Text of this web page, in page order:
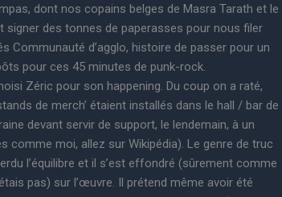
dont nos copains belges de Masra Tarath et le
des tonnes de paperasses pour nous filer
Communauté d’agglo, histoire de passer pour un
pour ces 45 minutes de punk-rock.
Zéric pour son happening. Du coup on a raté,
de merch’ étaient installés dans le hall / bar de
devant servir de support, le lendemain, à un
comme moi, allez sur Wikipédia). Le genre de truc
l’équilibre et il s’est effondré (sûrement comme
pas) sur l’œuvre. Il prétend même avoir été